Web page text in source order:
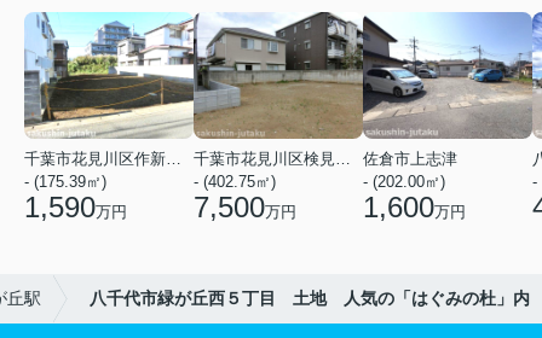
千葉市花見川区作新台５丁目
- (175.39㎡)
1,590万円
千葉市花見川区検見川町３丁目
- (402.75㎡)
7,500万円
佐倉市上志津
- (202.00㎡)
1,600万円
-
丘駅 八千代市緑が丘西５丁目 土地 人気の「はぐみの杜」内